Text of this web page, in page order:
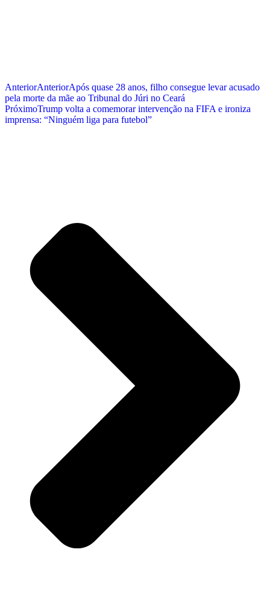
AnteriorAnteriorApós quase 28 anos, filho consegue levar acusado
pela morte da mãe ao Tribunal do Júri no Ceará
PróximoTrump volta a comemorar intervenção na FIFA e ironiza
imprensa: “Ninguém liga para futebol”